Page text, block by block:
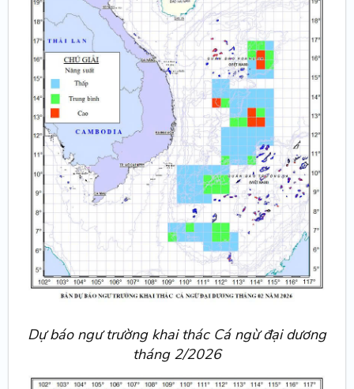
Dự báo ngư trường khai thác Cá ngừ đại dương
tháng 2/2026